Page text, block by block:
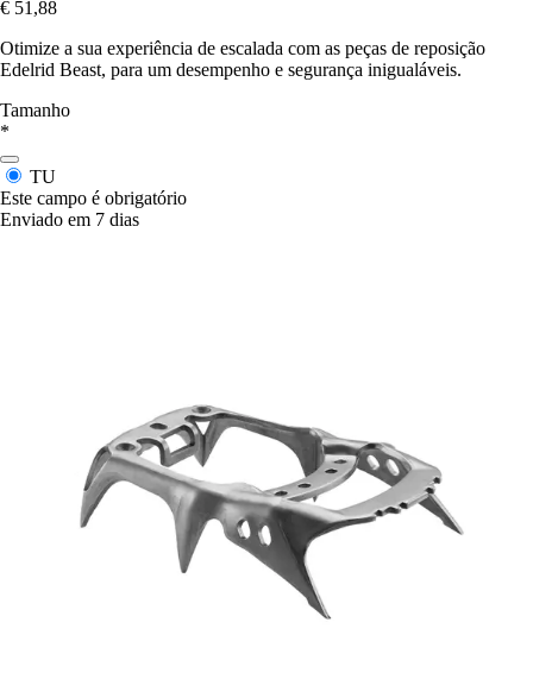
€ 51,88
Otimize a sua experiência de escalada com as peças de reposição
Edelrid Beast, para um desempenho e segurança inigualáveis.
Tamanho
*
TU
Este campo é obrigatório
Enviado em 7 dias